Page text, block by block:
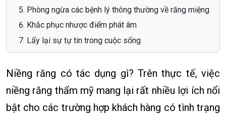
Phòng ngừa các bệnh lý thông thường về răng miệng
Khắc phục nhược điểm phát âm
Lấy lại sự tự tin trong cuộc sống
Niềng răng có tác dụng gì? Trên thực tế, việc
niềng răng thẩm mỹ mang lại rất nhiều lợi ích nổi
bật cho các trường hợp khách hàng có tình trạng